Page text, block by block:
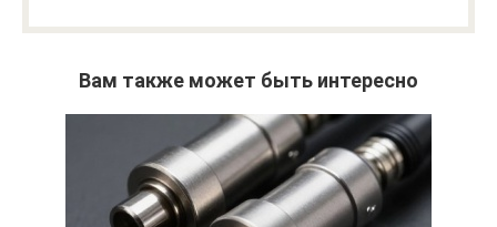
Вам также может быть интересно